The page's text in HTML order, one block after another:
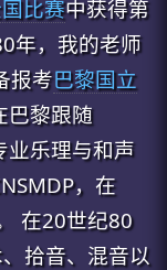
比赛中获得第
年，我的老师
报考巴黎国立
巴黎跟随
乐理与和声
，在
在20世纪80
拾音、混音以